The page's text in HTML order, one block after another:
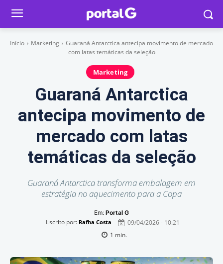
Início Marketing
Guaraná Antarctica antecipa movimento de mercado
com latas temáticas da seleção
Marketing
Guaraná Antarctica
antecipa movimento de
mercado com latas
temáticas da seleção
Guaraná Antarctica transforma embalagem em
estratégia no aquecimento para a Copa
Em: Portal G
Escrito por: Rafha Costa
09/04/2026 - 10:21
1 min.